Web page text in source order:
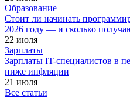
Образование
Стоит ли начинать
2026 году — и сколько
22 июля
Зарплаты
Зарплаты IT-специалистов в
ниже инфляции
21 июля
Все статьи